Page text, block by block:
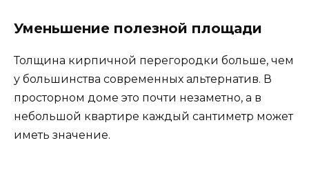
Уменьшение полезной площади
Толщина кирпичной перегородки больше, чем
у большинства современных альтернатив. В
просторном доме это почти незаметно, а в
небольшой квартире каждый сантиметр может
иметь значение.